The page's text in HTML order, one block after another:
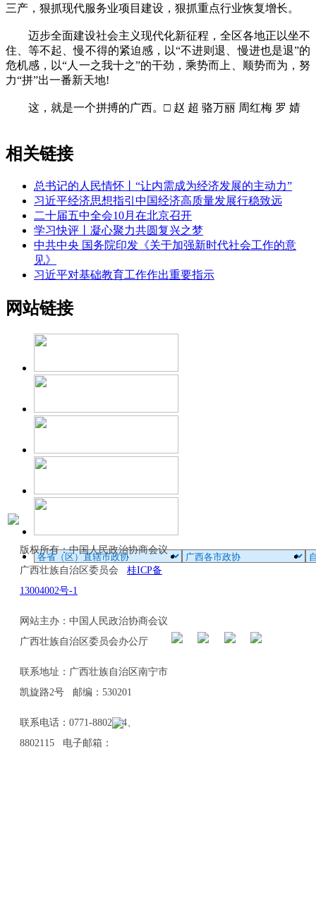
三产，狠抓现代服务业项目建设，狠抓重点行业恢复增长。
迈步全面建设社会主义现代化新征程，全区各地正以坐不
住、等不起、慢不得的紧迫感，以“不进则退、慢进也是退”的
危机感，以“人一之我十之”的干劲，乘势而上、顺势而为，努
力“拼”出一番新天地!
这，就是一个拼搏的广西。□ 赵 超 骆万丽 周红梅 罗 婧
相关链接
总书记的人民情怀丨“让内需成为经济发展的主动力”
习近平经济思想指引中国经济高质量发展行稳致远
二十届五中全会10月在北京召开
学习快评丨凝心聚力共圆复兴之梦
中共中央 国务院印发《关于加强新时代社会工作的意
见》
习近平对基础教育工作作出重要指示
网站链接
版权所有：中国人民政治协商会议
广西壮族自治区委员会 桂ICP备
13004002号-1
网站主办：中国人民政治协商会议
广西壮族自治区委员会办公厅
联系地址：广西壮族自治区南宁市
凯旋路2号 邮编：530201
联系电话：0771-8802114、
8802115 电子邮箱：